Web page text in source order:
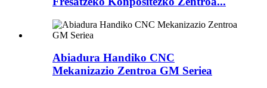
Abiadura Handiko CNC
Mekanizazio Zentroa GM Seriea